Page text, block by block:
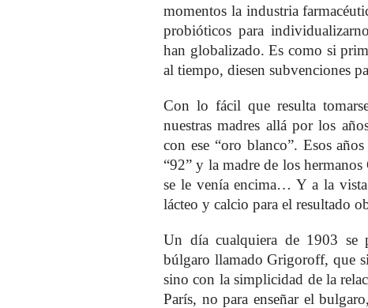
momentos la industria
probióticos para
han globalizado. Es como si
al tiempo, diesen subvenciones
Con lo fácil que resulta
nuestras madres allá por los
con ese “oro blanco”. Esos
“92” y la madre de los
se le venía encima… Y a la
lácteo y calcio para el resultado
Un día cualquiera de 1903 se
búlgaro llamado Grigoroff, que
sino con la simplicidad de la
París, no para enseñar el